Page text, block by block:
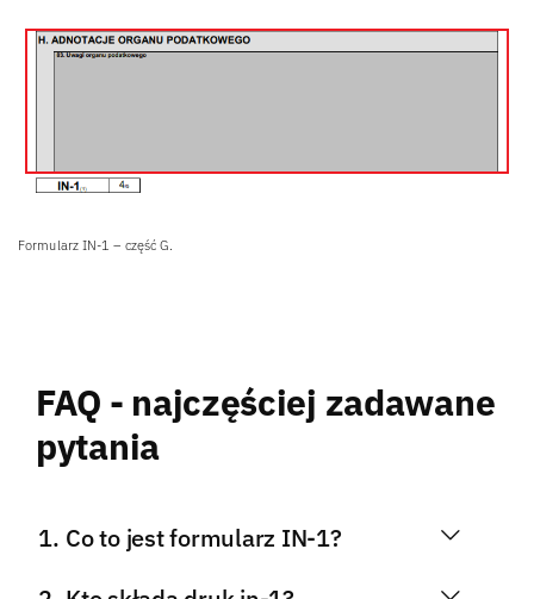
Formularz IN-1 – część G.
FAQ - najczęściej zadawane
pytania
Co to jest formularz IN-1?